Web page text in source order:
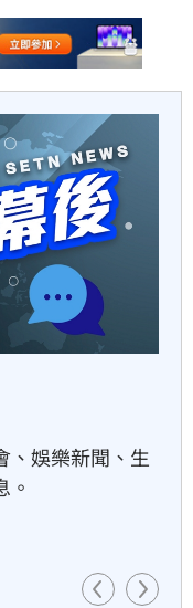
高壓接手導引，
越日本沖繩